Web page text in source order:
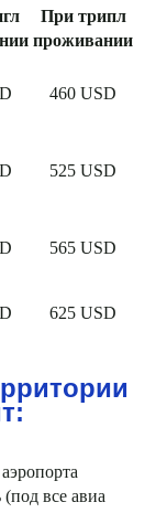
При трипл
проживании
460 USD
525 USD
565 USD
625 USD
(под все авиа